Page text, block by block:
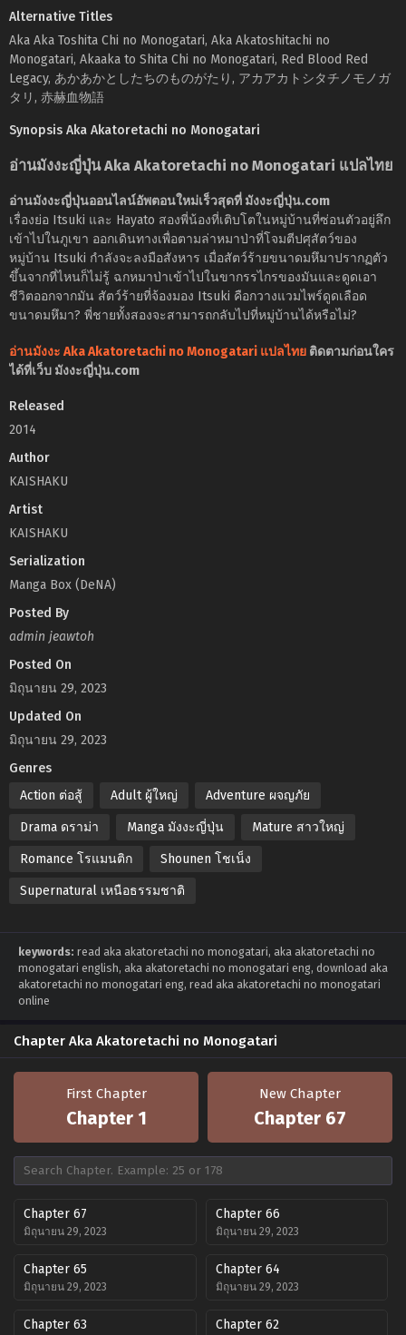
Alternative Titles
Aka Aka Toshita Chi no Monogatari, Aka Akatoshitachi no
Monogatari, Akaaka to Shita Chi no Monogatari, Red Blood Red
Legacy, あかあかとしたちのものがたり, アカアカトシタチノモノガ
タリ, 赤赫血物語
Synopsis Aka Akatoretachi no Monogatari
อ่านมังงะญี่ปุ่น Aka Akatoretachi no Monogatari แปลไทย
อ่านมังงะญี่ปุ่นออนไลน์อัพตอนใหม่เร็วสุดที่ มังงะญี่ปุ่น.com
เรื่องย่อ Itsuki และ Hayato สองพี่น้องที่เติบโตในหมู่บ้านที่ซ่อนตัวอยู่ลึก
เข้าไปในภูเขา ออกเดินทางเพื่อตามล่าหมาป่าที่โจมตีปศุสัตว์ของ
หมู่บ้าน Itsuki กำลังจะลงมือสังหาร เมื่อสัตว์ร้ายขนาดมหึมาปรากฏตัว
ขึ้นจากที่ไหนก็ไม่รู้ ฉกหมาป่าเข้าไปในขากรรไกรของมันและดูดเอา
ชีวิตออกจากมัน สัตว์ร้ายที่จ้องมอง Itsuki คือกวางแวมไพร์ดูดเลือด
ขนาดมหึมา? พี่ชายทั้งสองจะสามารถกลับไปที่หมู่บ้านได้หรือไม่?
อ่านมังงะ Aka Akatoretachi no Monogatari แปลไทย ติดตามก่อนใคร
ได้ที่เว็บ มังงะญี่ปุ่น.com
Released
2014
Author
KAISHAKU
Artist
KAISHAKU
Serialization
Manga Box (DeNA)
Posted By
admin jeawtoh
Posted On
มิถุนายน 29, 2023
Updated On
มิถุนายน 29, 2023
Genres
Action ต่อสู้
Adult ผู้ใหญ่ Adventure ผจญภัย
Drama ดราม่า Manga มังงะญี่ปุ่น Mature สาวใหญ่
Romance โรแมนติก Shounen โชเน็ง
Supernatural เหนือธรรมชาติ
keywords: read aka akatoretachi no monogatari, aka akatoretachi no
monogatari english, aka akatoretachi no monogatari eng, download aka
akatoretachi no monogatari eng, read aka akatoretachi no monogatari
online
Chapter Aka Akatoretachi no Monogatari
First Chapter
Chapter 1
New Chapter
Chapter 67
Chapter 67
มิถุนายน 29, 2023
Chapter 66
มิถุนายน 29, 2023
Chapter 65
มิถุนายน 29, 2023
Chapter 64
มิถุนายน 29, 2023
Chapter 63 Chapter 62